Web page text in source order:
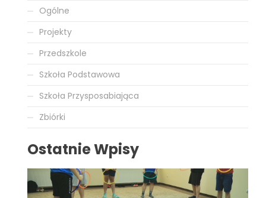
Ogólne
Projekty
Przedszkole
Szkoła Podstawowa
Szkoła Przysposabiająca
Zbiórki
Ostatnie Wpisy